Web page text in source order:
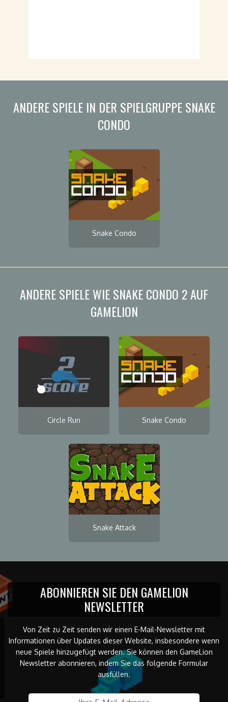
ANDERE SPIELE IN DER SPIELGRUPPE SNAKE
CONDO
Snake Condo
ANDERE SPIELE WIE SNAKE CONDO 2 AUF
GAMELION
Circle Run Snake Condo
Snake Attack
ABONNIEREN SIE DEN GAMELION
NEWSLETTER
Von Zeit zu Zeit senden wir einen E-Mail-Newsletter mit
Informationen über Updates dieser Website, insbesondere wenn
neue Spiele hinzugefügt werden. Sie können den GameLion
Newsletter abonnieren, indem Sie das folgende Formular
ausfüllen.